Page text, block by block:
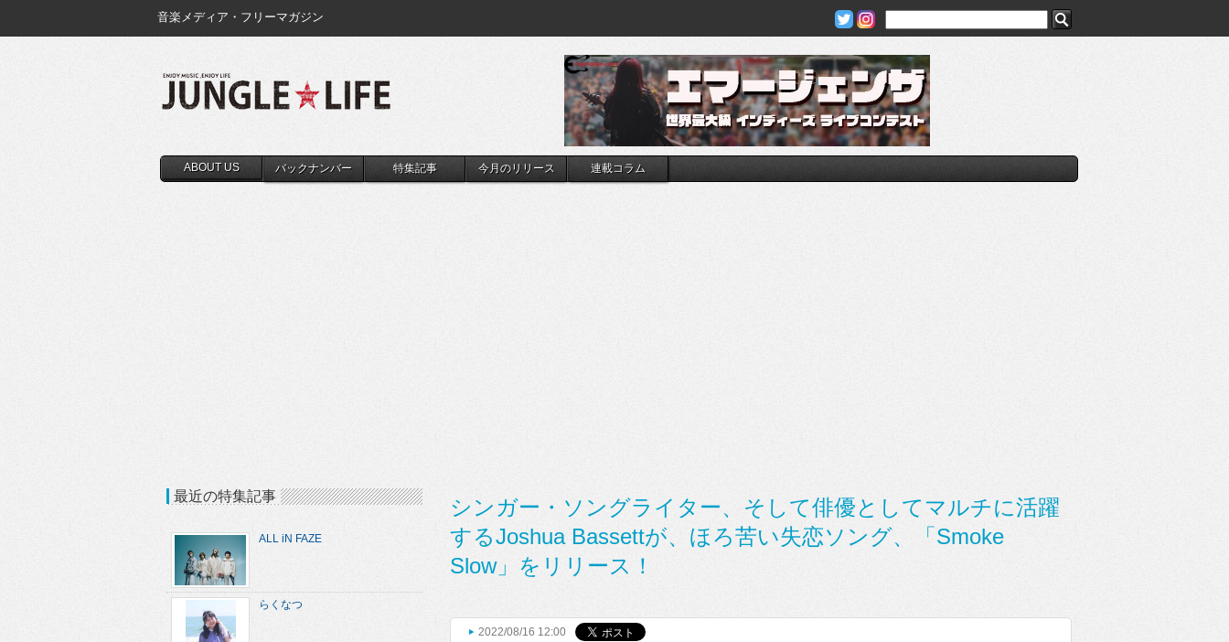
音楽メディア・フリーマガジン
ABOUT US バックナンバー 特集記事 今月のリリース 連載コラム
シンガー・ソングライター、そして俳優としてマルチに活躍
するJoshua Bassettが、ほろ苦い失恋ソング、「Smoke
Slow」をリリース！
2022/08/16 12:00
最近の特集記事
ALL iN FAZE
らくなつ